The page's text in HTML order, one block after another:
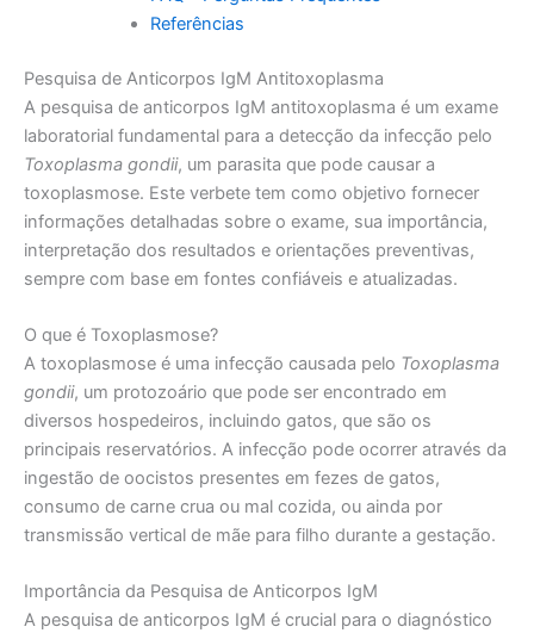
Referências
Pesquisa de Anticorpos IgM Antitoxoplasma
A pesquisa de anticorpos IgM antitoxoplasma é um exame
laboratorial fundamental para a detecção da infecção pelo
Toxoplasma gondii, um parasita que pode causar a
toxoplasmose. Este verbete tem como objetivo fornecer
informações detalhadas sobre o exame, sua importância,
interpretação dos resultados e orientações preventivas,
sempre com base em fontes confiáveis e atualizadas.
O que é Toxoplasmose?
A toxoplasmose é uma infecção causada pelo Toxoplasma
gondii, um protozoário que pode ser encontrado em
diversos hospedeiros, incluindo gatos, que são os
principais reservatórios. A infecção pode ocorrer através da
ingestão de oocistos presentes em fezes de gatos,
consumo de carne crua ou mal cozida, ou ainda por
transmissão vertical de mãe para filho durante a gestação.
Importância da Pesquisa de Anticorpos IgM
A pesquisa de anticorpos IgM é crucial para o diagnóstico